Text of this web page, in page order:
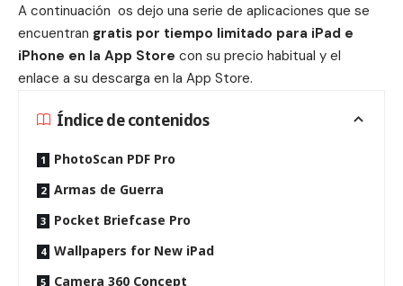
A continuación os dejo una serie de aplicaciones que se
encuentran gratis por tiempo limitado para iPad e
iPhone en la App Store con su precio habitual y el
enlace a su descarga en la App Store.
Índice de contenidos
PhotoScan PDF Pro
Armas de Guerra
Pocket Briefcase Pro
Wallpapers for New iPad
Camera 360 Concept